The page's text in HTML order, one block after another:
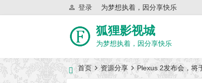
为梦想执着，因分享快乐
登录
狐狸影视城
为梦想执着，因分享快乐
首页 资源分享 Plexus 2发布会，将